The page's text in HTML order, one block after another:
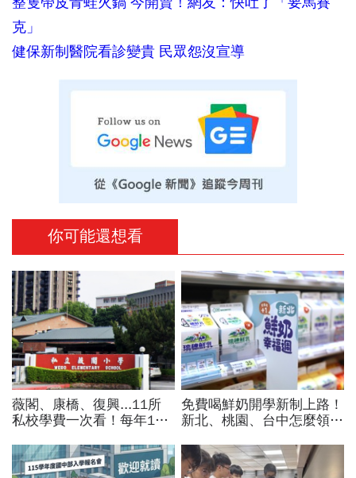
克」
健保新制醫院看診變貴 民眾怨沒宣導
你可能還想看
薇閣、康橋、復興...11所
私校學費一次看！每年100
出孩子教育費、還能兼存退
休金
免費喝鮮奶開學新制上路！
新北、桃園、台中怎麼領？
式、資格一次看